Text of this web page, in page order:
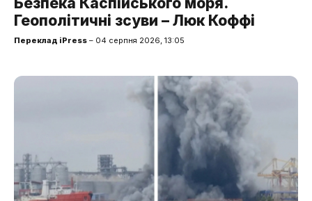
Геополітичні зсуви – Люк Коффі
Переклад iPress – 04 серпня 2026, 13:05